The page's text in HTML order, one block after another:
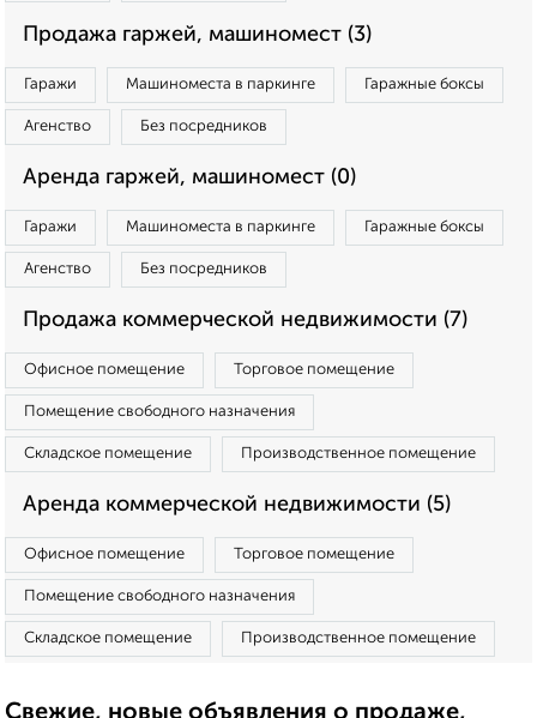
Продажа гаржей, машиномест (3)
Гаражи Машиноместа в паркинге Гаражные боксы
Агенство Без посредников
Аренда гаржей, машиномест (0)
Гаражи Машиноместа в паркинге Гаражные боксы
Агенство Без посредников
Продажа коммерческой недвижимости (7)
Офисное помещение Торговое помещение
Помещение свободного назначения
Складское помещение Производственное помещение
Аренда коммерческой недвижимости (5)
Офисное помещение Торговое помещение
Помещение свободного назначения
Складское помещение Производственное помещение
Свежие, новые объявления о продаже,